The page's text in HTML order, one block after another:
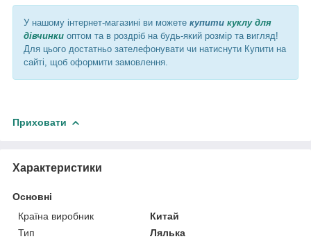
У нашому інтернет-магазині ви можете купити куклу для
дівчинки оптом та в роздріб на будь-який розмір та вигляд!
Для цього достатньо зателефонувати чи натиснути Купити на
сайті, щоб оформити замовлення.
Приховати
Характеристики
Основні
Країна виробник
Китай
Тип
Лялька